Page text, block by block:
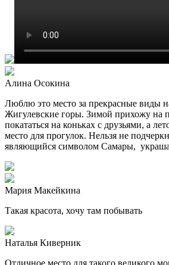
Алина Осокина
Люблю это место за прекрасные виды
Жигулевские горы. Зимой прихожу на
покататься на коньках с друзьями, а
место для прогулок. Нельзя не
являющийся символом Самары,
Мария Макейкина
Такая красота, хочу там побывать
Наталья Киверник
Отличное место для такого великого